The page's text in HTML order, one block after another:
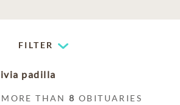
FILTER
padilla
MORE THAN8 OBITUARIES